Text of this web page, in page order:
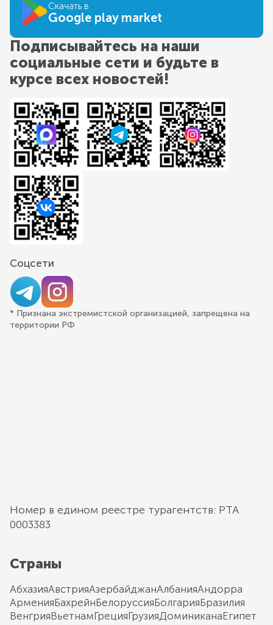
Скачать в
Google play market
Подписывайтесь на наши
социальные сети и будьте в
курсе всех новостей!
Соцсети
* Признана экстремистской организацией, запрещена на
территории РФ
Номер в едином реестре турагентств: РТА
0003383
Страны
АбхазияАвстрияАзербайджанАлбанияАндорра
АрменияБахрейнБелоруссияБолгарияБразилия
ВенгрияВьетнамГрецияГрузияДоминиканаЕгипет